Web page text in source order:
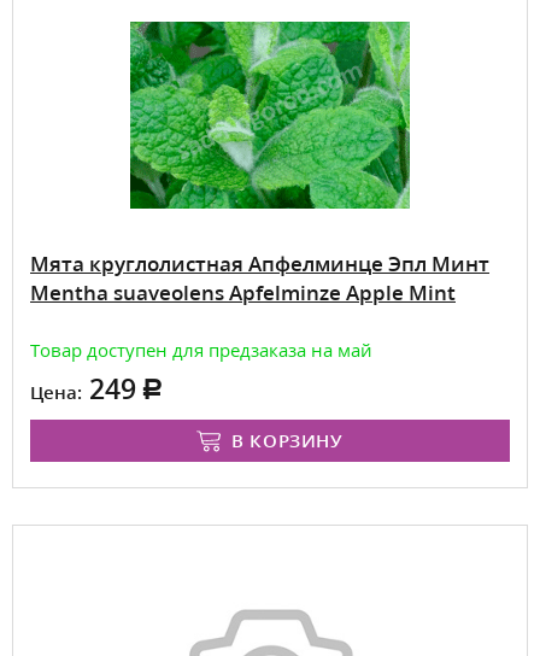
Мята круглолистная Апфелминце Эпл Минт
Mentha suaveolens Apfelminze Apple Mint
Товар доступен для предзаказа на май
Цена: 249
В КОРЗИНУ